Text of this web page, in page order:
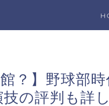
？】野球部
の評判も詳し